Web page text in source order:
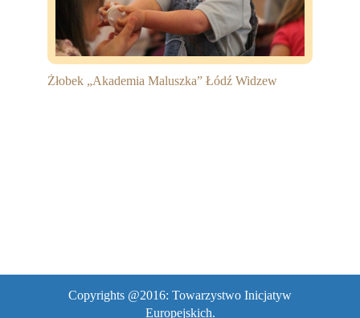
Współpraca
Sponsorzy
Kontakt
Żłobek „Akademia Maluszka” Łódź Widzew
Copyrights @2016: Towarzystwo Inicjatyw
Europejskich.